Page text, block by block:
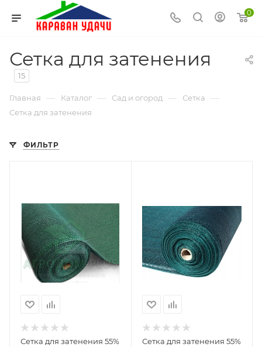
0
Сетка для затенения
15
Главная — Каталог — Сад и огород — Сетка —
Сетка для затенения
ФИЛЬТР
Сетка для затенения 55%
Сетка для затенения 55%